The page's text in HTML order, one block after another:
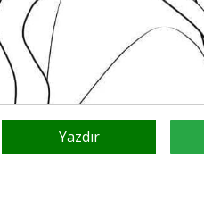
Yazdır